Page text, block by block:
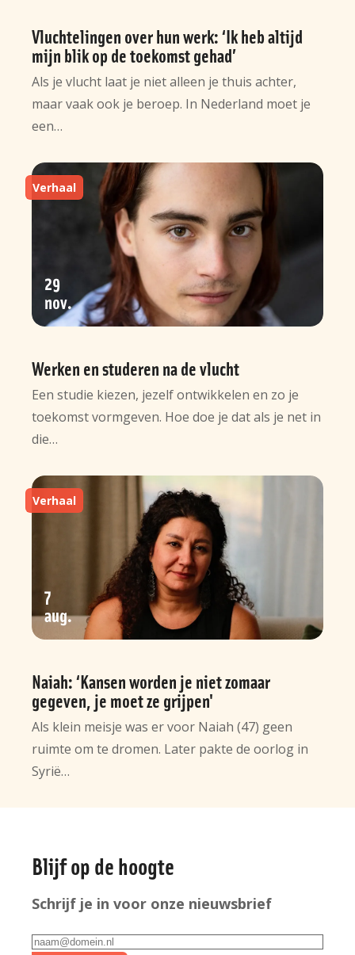
Vluchtelingen over hun werk: ‘Ik heb altijd
mijn blik op de toekomst gehad’
Als je vlucht laat je niet alleen je thuis achter,
maar vaak ook je beroep. In Nederland moet je
een…
Werken en studeren na de vlucht
Verhaal
29
nov
Een studie kiezen, jezelf ontwikkelen en zo je
toekomst vormgeven. Hoe doe je dat als je net in
die…
Naiah: ‘Kansen worden je niet zomaar
gegeven, je moet ze grijpen'
Verhaal
7
aug
Als klein meisje was er voor Naiah (47) geen
ruimte om te dromen. Later pakte de oorlog in
Syrië…
informatie
Blijf op de hoogte
Schrijf je in voor onze nieuwsbrief
E-